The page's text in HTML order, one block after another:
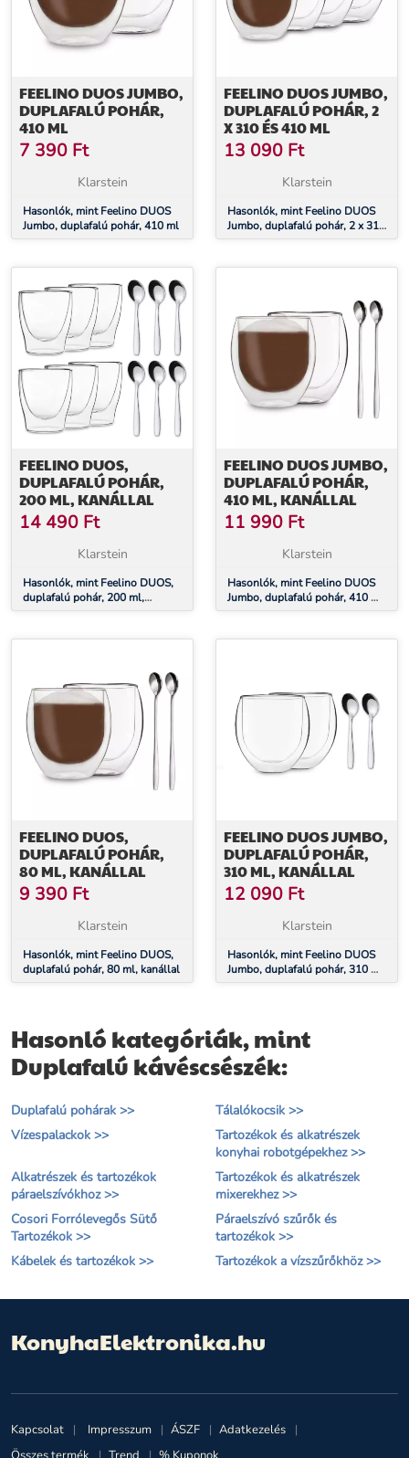
FEELINO DUOS JUMBO,
DUPLAFALÚ POHÁR,
410 ML
7 390 Ft
Klarstein
Hasonlók, mint Feelino DUOS
Jumbo, duplafalú pohár, 410 ml
FEELINO DUOS JUMBO,
DUPLAFALÚ POHÁR, 2
X 310 ÉS 410 ML
13 090 Ft
Klarstein
Hasonlók, mint Feelino DUOS
Jumbo, duplafalú pohár, 2 x 310
és 410 ml
FEELINO DUOS,
DUPLAFALÚ POHÁR,
200 ML, KANÁLLAL
14 490 Ft
Klarstein
Hasonlók, mint Feelino DUOS,
duplafalú pohár, 200 ml,
kanállal
FEELINO DUOS JUMBO,
DUPLAFALÚ POHÁR,
410 ML, KANÁLLAL
11 990 Ft
Klarstein
Hasonlók, mint Feelino DUOS
Jumbo, duplafalú pohár, 410 ml,
kanállal
FEELINO DUOS,
DUPLAFALÚ POHÁR,
80 ML, KANÁLLAL
9 390 Ft
Klarstein
Hasonlók, mint Feelino DUOS,
duplafalú pohár, 80 ml, kanállal
FEELINO DUOS JUMBO,
DUPLAFALÚ POHÁR,
310 ML, KANÁLLAL
12 090 Ft
Klarstein
Hasonlók, mint Feelino DUOS
Jumbo, duplafalú pohár, 310 ml,
kanállal
Hasonló kategóriák, mint
Duplafalú kávéscsészék:
Duplafalú pohárak >>
Tálalókocsik >>
Vízespalackok >>
Tartozékok és alkatrészek
konyhai robotgépekhez >>
Alkatrészek és tartozékok
páraelszívókhoz >>
Tartozékok és alkatrészek
mixerekhez >>
Cosori Forrólevegős Sütő
Tartozékok >>
Páraelszívó szűrők és
tartozékok >>
Kábelek és tartozékok >>
Tartozékok a vízszűrőkhöz >>
KonyhaElektronika.hu
Kapcsolat Impresszum ÁSZF
Adatkezelés